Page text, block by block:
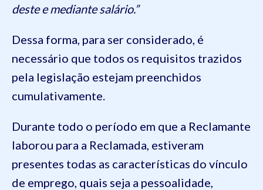
deste e mediante salário.”
Dessa forma, para ser considerado, é
necessário que todos os requisitos trazidos
pela legislação estejam preenchidos
cumulativamente.
Durante todo o período em que a Reclamante
laborou para a Reclamada, estiveram
presentes todas as características do vínculo
de emprego, quais seja a pessoalidade,